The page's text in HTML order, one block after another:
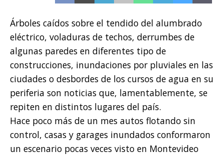
Árboles caídos sobre el tendido del alumbrado
eléctrico, voladuras de techos, derrumbes de
algunas paredes en diferentes tipo de
construcciones, inundaciones por pluviales en las
ciudades o desbordes de los cursos de agua en su
periferia son noticias que, lamentablemente, se
repiten en distintos lugares del país.
Hace poco más de un mes autos flotando sin
control, casas y garages inundados conformaron
un escenario pocas veces visto en Montevideo